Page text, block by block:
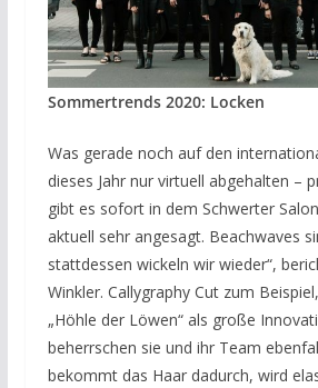
Sommertrends 2020: Locken
Was gerade noch auf den
dieses Jahr nur virtuell abgehalten –
gibt es sofort in dem Schwerter
aktuell sehr angesagt. Beachwaves
stattdessen wickeln wir wieder“,
Winkler. Callygraphy Cut zum
„Höhle der Löwen“ als große
beherrschen sie und ihr Team
bekommt das Haar dadurch, wird